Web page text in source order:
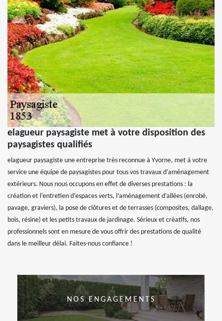
elagueur paysagiste met à votre disposition des
paysagistes qualifiés
elagueur paysagiste une entreprise très reconnue à Yvorne, met à votre
service une équipe de paysagistes pour tous vos travaux d’aménagement
extérieurs. Nous nous occupons en effet de diverses prestations : la
création et l’entretien d’espaces verts, l’aménagement d’allées (enrobé,
pavage, graviers), la pose de clôtures et de terrasses (composites, dallage,
bois, résine) et les petits travaux de jardinage. Sérieux et créatifs, nos
professionnels sont en mesure de vous offrir des prestations de qualité
dans le meilleur délai. Faites-nous confiance !
NOS ENGAGEMENTS